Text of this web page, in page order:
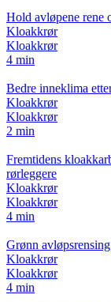
Hold avløpene rene
Kloakkrør
Kloakkrør
4 min
Bedre inneklima
Kloakkrør
Kloakkrør
2 min
Fremtidens
rørleggere
Kloakkrør
Kloakkrør
4 min
Grønn
Kloakkrør
Kloakkrør
4 min